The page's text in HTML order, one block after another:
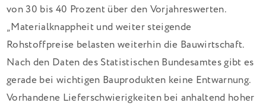
von 30 bis 40 Prozent über den Vorjahreswerten.
„Materialknappheit und weiter steigende
Rohstoffpreise belasten weiterhin die Bauwirtschaft.
Nach den Daten des Statistischen Bundesamtes gibt es
gerade bei wichtigen Bauprodukten keine Entwarnung.
Vorhandene Lieferschwierigkeiten bei anhaltend hoher